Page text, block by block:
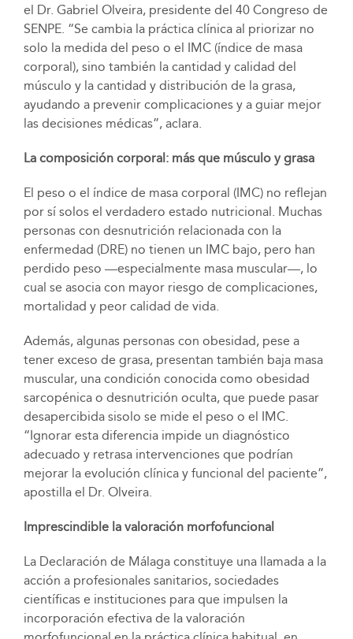
el Dr. Gabriel Olveira, presidente del 40 Congreso de
SENPE. “Se cambia la práctica clínica al priorizar no
solo la medida del peso o el IMC (índice de masa
corporal), sino también la cantidad y calidad del
músculo y la cantidad y distribución de la grasa,
ayudando a prevenir complicaciones y a guiar mejor
las decisiones médicas”, aclara.
La composición corporal: más que músculo y grasa
El peso o el índice de masa corporal (IMC) no reflejan
por sí solos el verdadero estado nutricional. Muchas
personas con desnutrición relacionada con la
enfermedad (DRE) no tienen un IMC bajo, pero han
perdido peso —especialmente masa muscular—, lo
cual se asocia con mayor riesgo de complicaciones,
mortalidad y peor calidad de vida.
Además, algunas personas con obesidad, pese a
tener exceso de grasa, presentan también baja masa
muscular, una condición conocida como obesidad
sarcopénica o desnutrición oculta, que puede pasar
desapercibida sisolo se mide el peso o el IMC.
“Ignorar esta diferencia impide un diagnóstico
adecuado y retrasa intervenciones que podrían
mejorar la evolución clínica y funcional del paciente”,
apostilla el Dr. Olveira.
Imprescindible la valoración morfofuncional
La Declaración de Málaga constituye una llamada a la
acción a profesionales sanitarios, sociedades
científicas e instituciones para que impulsen la
incorporación efectiva de la valoración